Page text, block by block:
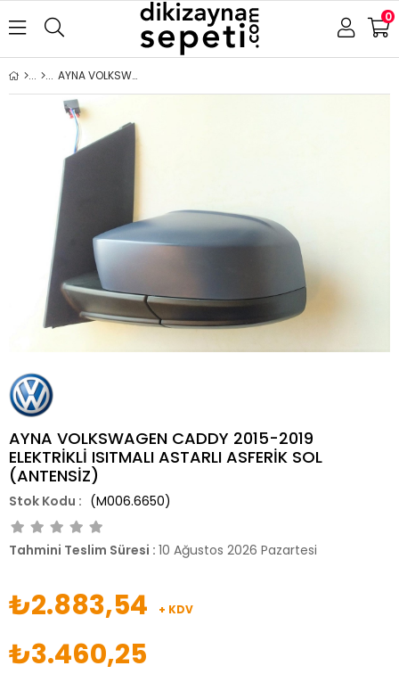
0
AYNA VOLKSWAGEN CADDY 2015-2019 ELEKTRİKLİ ISITMALI ASTARLI ASFERİK SOL (ANTENSİZ)
AYNA VOLKSWAGEN CADDY 2015-2019
ELEKTRİKLİ ISITMALI ASTARLI ASFERİK SOL
(ANTENSİZ)
(M006.6650)
Tahmini Teslim Süresi : 10 Ağustos 2026 Pazartesi
₺2.883,54 + KDV
₺3.460,25